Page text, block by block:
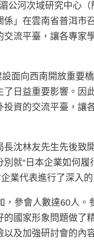
公河次域研究中心
」在雲南省普洱市
流平臺，讓各專家
面向西南開放重要
日益重要影響。因
資的交流平臺，讓
沈林友先生先後致
就“日本企業如何
業代表進行了深入的
參會人數達60人
國家形象問題做了
及加強研討會的內